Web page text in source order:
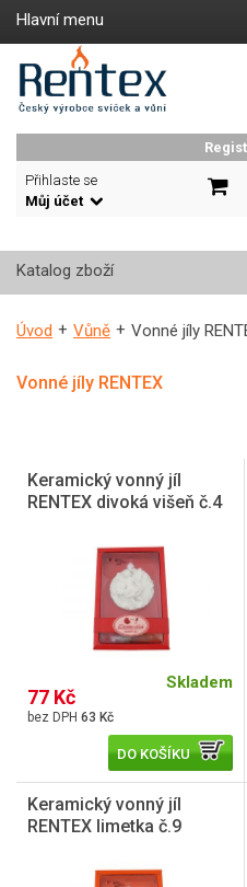
Přihlaste se
Můj účet
Hlavní menu
Katalog zboží
Úvod Vůně Vonné jíly
Vonné jíly RENTEX
Keramický vonný jíl
RENTEX divoká višeň č.4
77 Kč
63 Kč
Skladem
DO KOŠÍKU
Keramický vonný jíl
RENTEX limetka č.9